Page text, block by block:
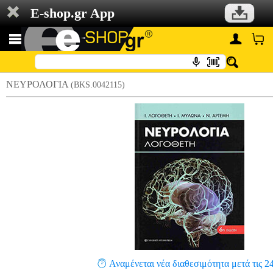
E-shop.gr App
ΝΕΥΡΟΛΟΓΙΑ (BKS.0042115)
Αναμένεται νέα διαθεσιμότητα μετά τις